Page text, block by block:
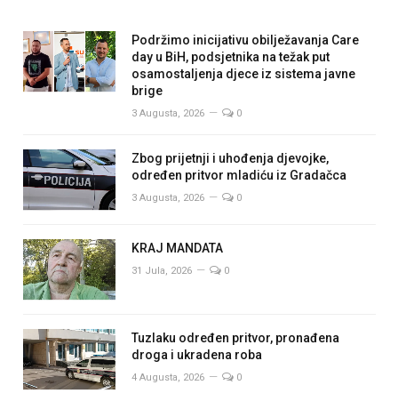
Podržimo inicijativu obilježavanja Care
day u BiH, podsjetnika na težak put
osamostaljenja djece iz sistema javne
brige
3 Augusta, 2026 0
Zbog prijetnji i uhođenja djevojke,
određen pritvor mladiću iz Gradačca
3 Augusta, 2026 0
KRAJ MANDATA
31 Jula, 2026 0
Tuzlaku određen pritvor, pronađena
droga i ukradena roba
4 Augusta, 2026 0